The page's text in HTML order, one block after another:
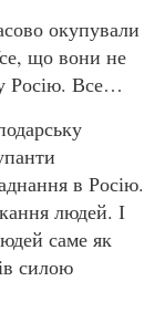
окупували
що вони не
Росію. Все…
в Росію.
людей. І
саме як
силою